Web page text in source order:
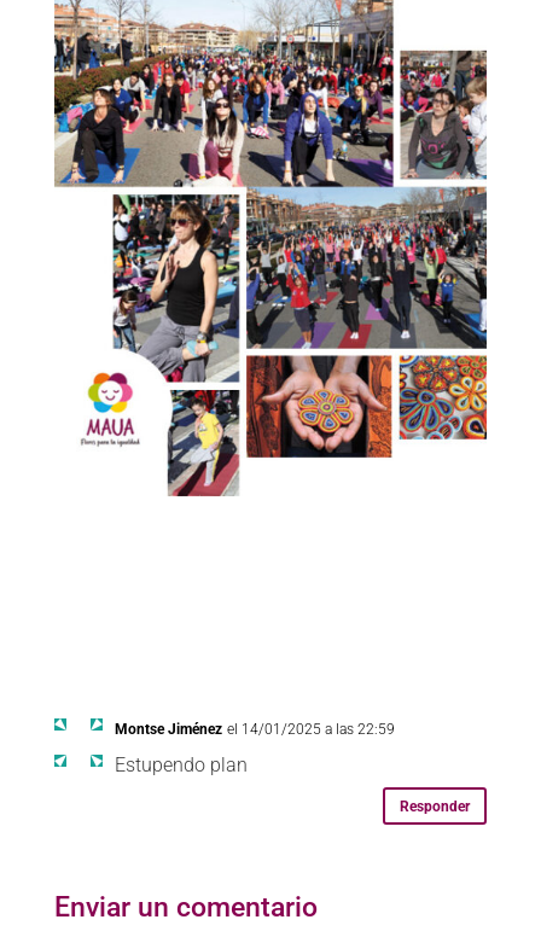
Montse Jiménez el 14/01/2025 a las 22:59
Estupendo plan
Responder
Enviar un comentario